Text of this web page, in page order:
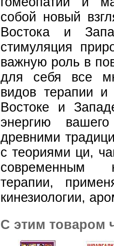
собой новый
Востока и
стимуляция
важную роль в
для себя все
видов терапии и
Востоке и
энергию
древними
с теориями ци,
современным
терапии,
кинезиологии,
С этим товаром